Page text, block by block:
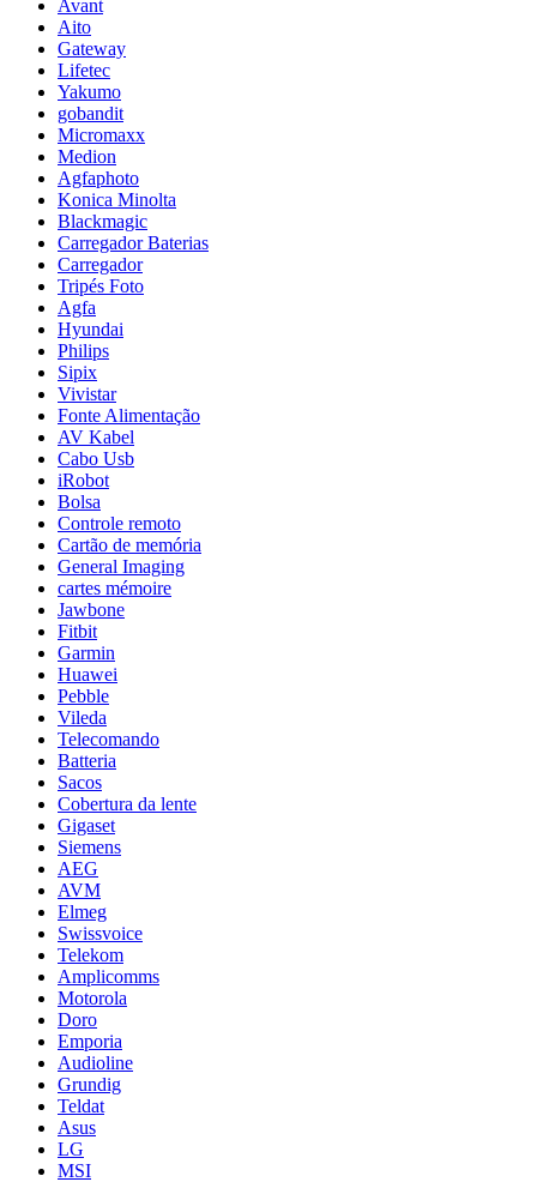
Avant
Aito
Gateway
Lifetec
Yakumo
gobandit
Micromaxx
Medion
Agfaphoto
Konica Minolta
Blackmagic
Carregador Baterias
Carregador
Tripés Foto
Agfa
Hyundai
Philips
Sipix
Vivistar
Fonte Alimentação
AV Kabel
Cabo Usb
iRobot
Bolsa
Controle remoto
Cartão de memória
General Imaging
cartes mémoire
Jawbone
Fitbit
Garmin
Huawei
Pebble
Vileda
Telecomando
Batteria
Sacos
Cobertura da lente
Gigaset
Siemens
AEG
AVM
Elmeg
Swissvoice
Telekom
Amplicomms
Motorola
Doro
Emporia
Audioline
Grundig
Teldat
Asus
LG
MSI